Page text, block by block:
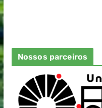
Nossos parceiros